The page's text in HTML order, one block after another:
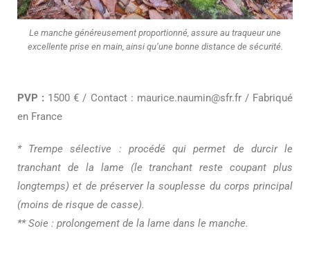
Le manche généreusement proportionné, assure au traqueur une
excellente prise en main, ainsi qu’une bonne distance de sécurité.
PVP : 1500 € / Contact : maurice.naumin@sfr.fr / Fabriqué
en France
* Trempe sélective : procédé qui permet de durcir le
tranchant de la lame (le tranchant reste coupant plus
longtemps) et de préserver la souplesse du corps principal
(moins de risque de casse).
** Soie : prolongement de la lame dans le manche.